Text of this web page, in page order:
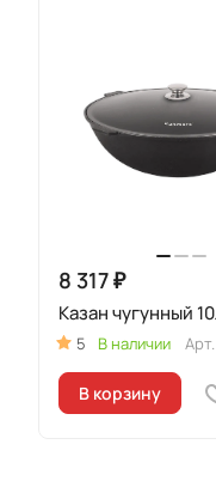
8 317 ₽
Казан чугунный
5 В наличии Арт.
В корзину